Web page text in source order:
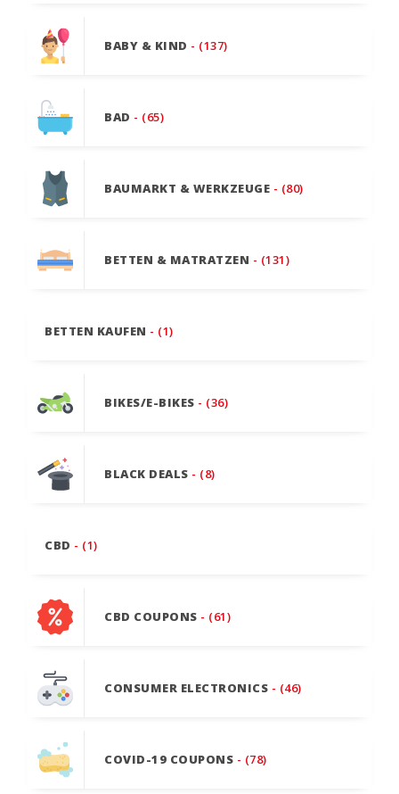
BABY & KIND - (137)
BAD - (65)
BAUMARKT & WERKZEUGE - (80)
BETTEN & MATRATZEN - (131)
BETTEN KAUFEN - (1)
BIKES/E-BIKES - (36)
BLACK DEALS - (8)
CBD - (1)
CBD COUPONS - (61)
CONSUMER ELECTRONICS - (46)
COVID-19 COUPONS - (78)